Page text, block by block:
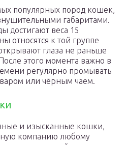
популярных пород кошек,
габаритами.
достигают веса 15
относятся к той группе
глаза не раньше
этого момента важно в
регулярно промывать
или чёрным чаем.
и изысканные кошки,
компанию любому